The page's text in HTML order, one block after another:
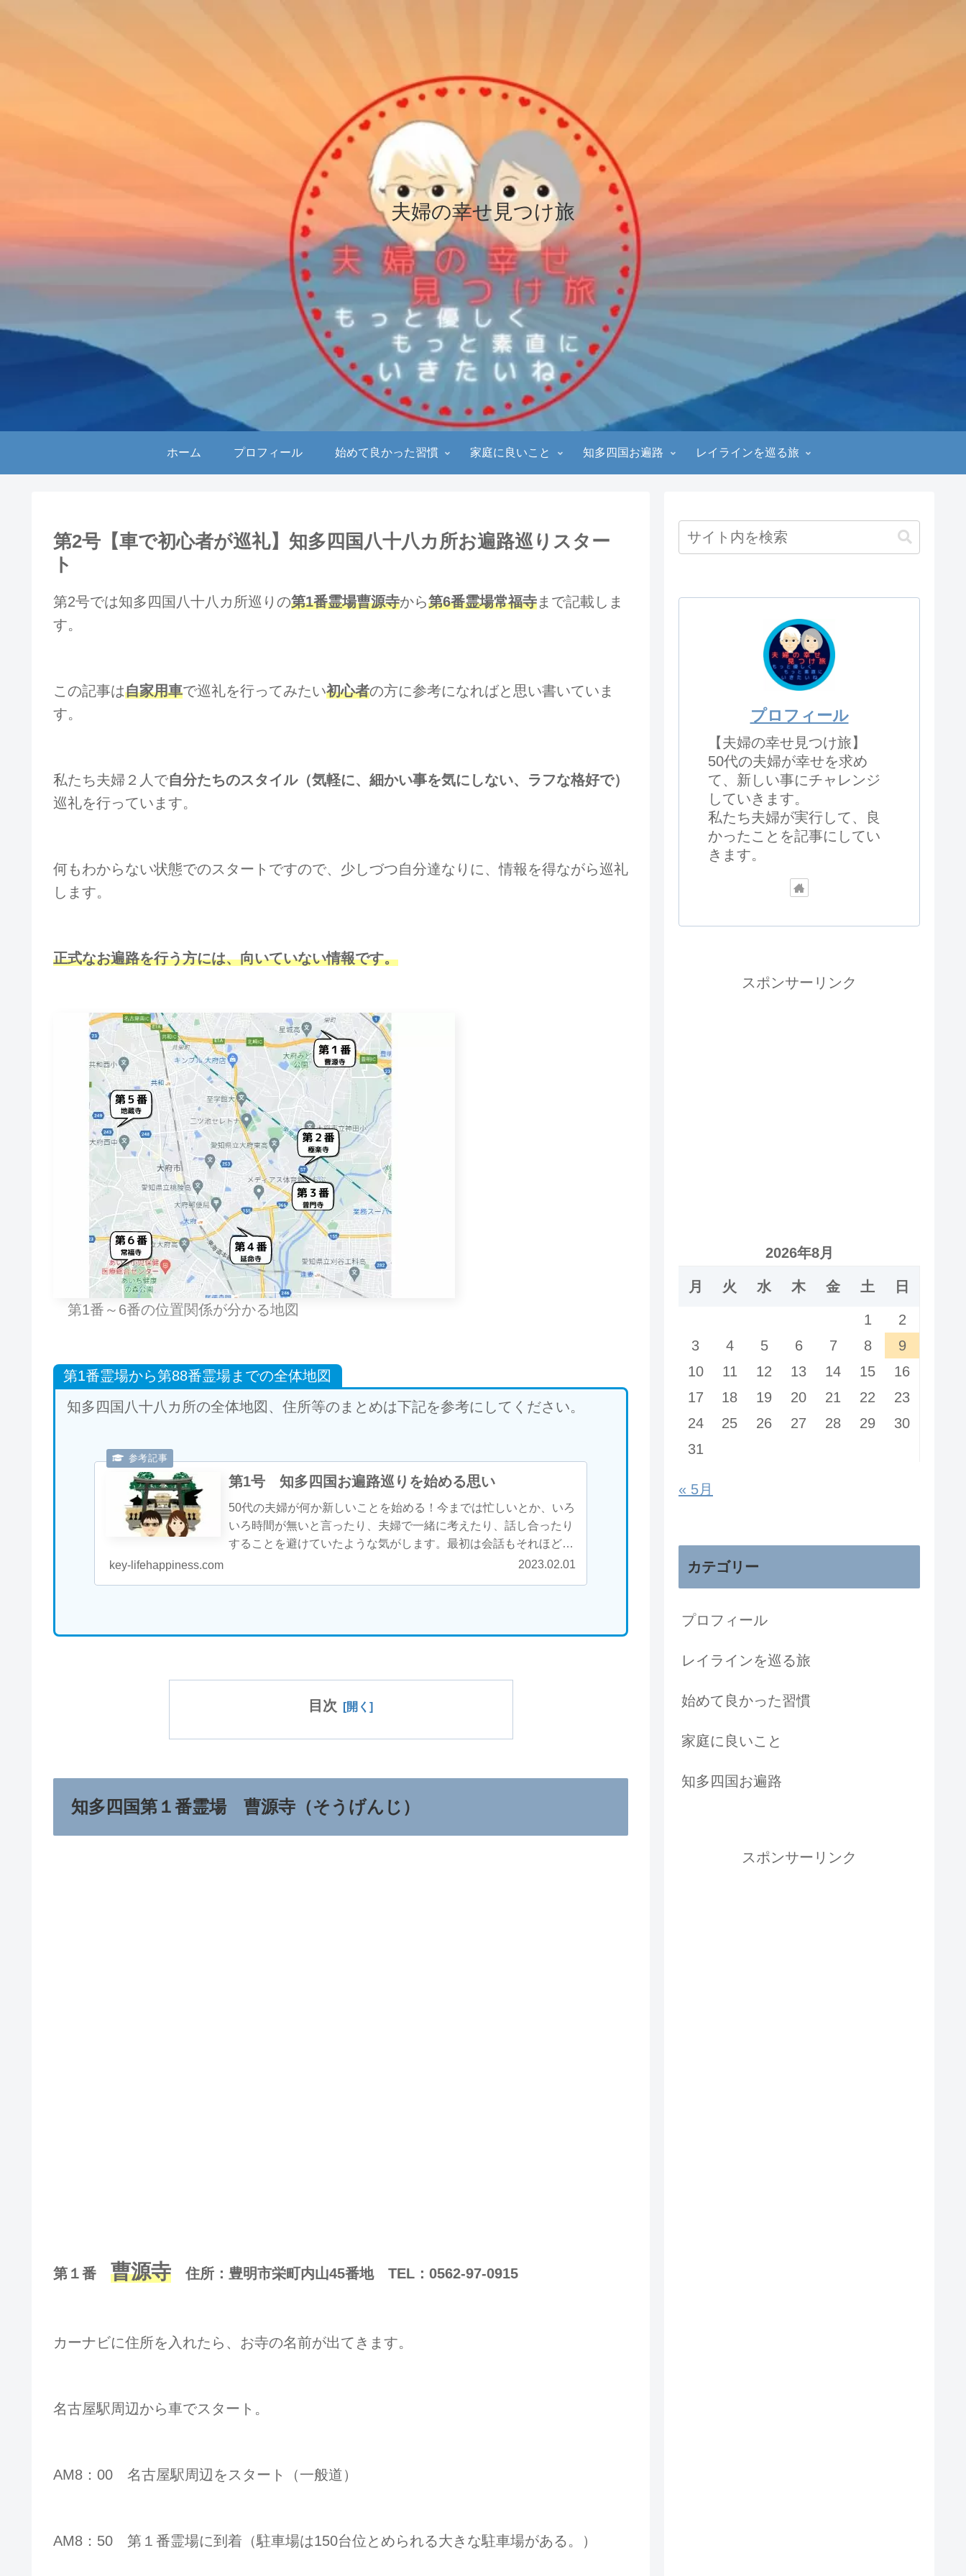
夫婦の幸せ見つけ旅
ホーム プロフィール 始めて良かった習慣 家庭に良いこと 知多四国お遍路 レイラインを巡る旅
第2号【車で初心者が巡礼】知多四国八十八カ所お遍路巡りスター
ト
第2号では知多四国八十八カ所巡りの第1番霊場曹源寺から第6番霊場常福寺まで記載しま
す。
この記事は自家用車で巡礼を行ってみたい初心者の方に参考になればと思い書いていま
す。
私たち夫婦２人で自分たちのスタイル（気軽に、細かい事を気にしない、ラフな格好で）
巡礼を行っています。
何もわからない状態でのスタートですので、少しづつ自分達なりに、情報を得ながら巡礼
します。
正式なお遍路を行う方には、向いていない情報です。
第1番～6番の位置関係が分かる地図
第1番霊場から第88番霊場までの全体地図
知多四国八十八カ所の全体地図、住所等のまとめは下記を参考にしてください。
第1号 知多四国お遍路巡りを始める思い
50代の夫婦が何か新しいことを始める！今までは忙しいとか、いろ
いろ時間が無いと言ったり、夫婦で一緒に考えたり、話し合ったり
することを避けていたような気がします。最初は会話もそれほど多
くは無かったのですが、徐々に会話も増え、笑顔も増え、夢も増え
key-lifehappiness.com 2023.02.01
目次
知多四国第１番霊場 曹源寺（そうげんじ）
第１番 曹源寺 住所：豊明市栄町内山45番地 TEL：0562-97-0915
カーナビに住所を入れたら 、 お寺の名前が出てきます。
名古屋駅周辺から車でスタート。
AM8：00 名古屋駅周辺をスタート（一般道）
AM8：50 第１番霊場に到着（駐車場は150台位とめられる大きな駐車場がある。）
プロフィール
【夫婦の幸せ見つけ旅】
50代の夫婦が幸せを求め
て、新しい事にチャレンジ
していきます。
私たち夫婦が実行して、良
かったことを記事にしてい
きます。
スポンサーリンク
2026年8月
月 火 水 木 金 土 日
1
2
3
4 5 6 7 8
9
10
11 12 13 14 15
16
17
18 19 20 21 22
23
24
25 26 27 28 29
30
31
« 5月
カテゴリー
プロフィール
レイラインを巡る旅
始めて良かった習慣
家庭に良いこと
知多四国お遍路
スポンサーリンク